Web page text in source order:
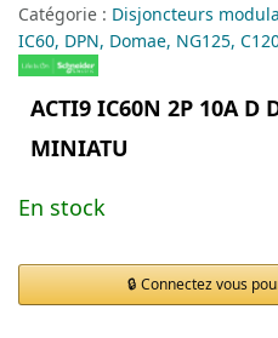
Catégorie : Disjoncteurs
IC60, DPN, Domae, NG125,
ACTI9 IC60N 2P 10A D
MINIATU
En stock
Connectez vous